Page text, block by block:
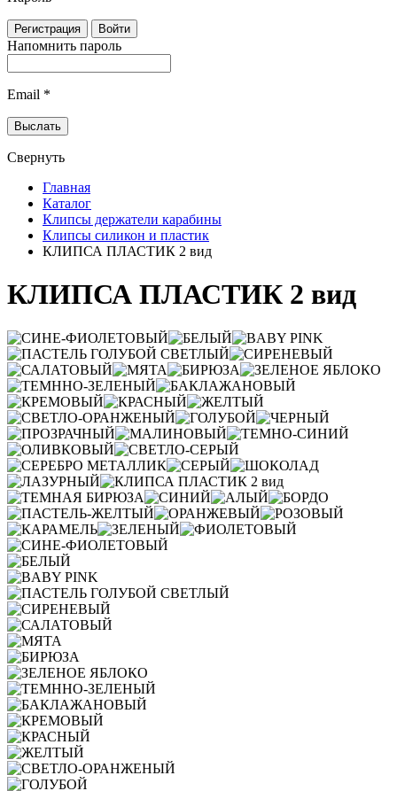
Напомнить пароль
Email *
Свернуть
Главная
Каталог
Клипсы держатели карабины
Клипсы силикон и пластик
КЛИПСА ПЛАСТИК 2 вид
КЛИПСА ПЛАСТИК 2 вид